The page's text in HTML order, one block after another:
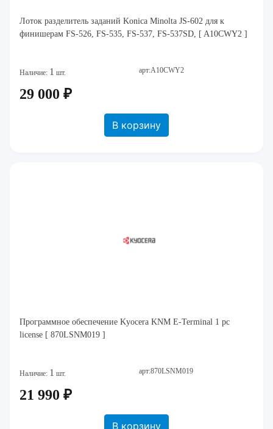
Лоток разделитель заданий Konica Minolta JS-602 для к
финишерам FS-526, FS-535, FS-537, FS-537SD, [ A10CWY2 ]
Наличие: 1 шт. арт:A10CWY2
29 000 ₽
В корзину
Программное обеспечение Kyocera KNM E-Terminal 1 pc
license [ 870LSNM019 ]
Наличие: 1 шт. арт:870LSNM019
21 990 ₽
В корзину